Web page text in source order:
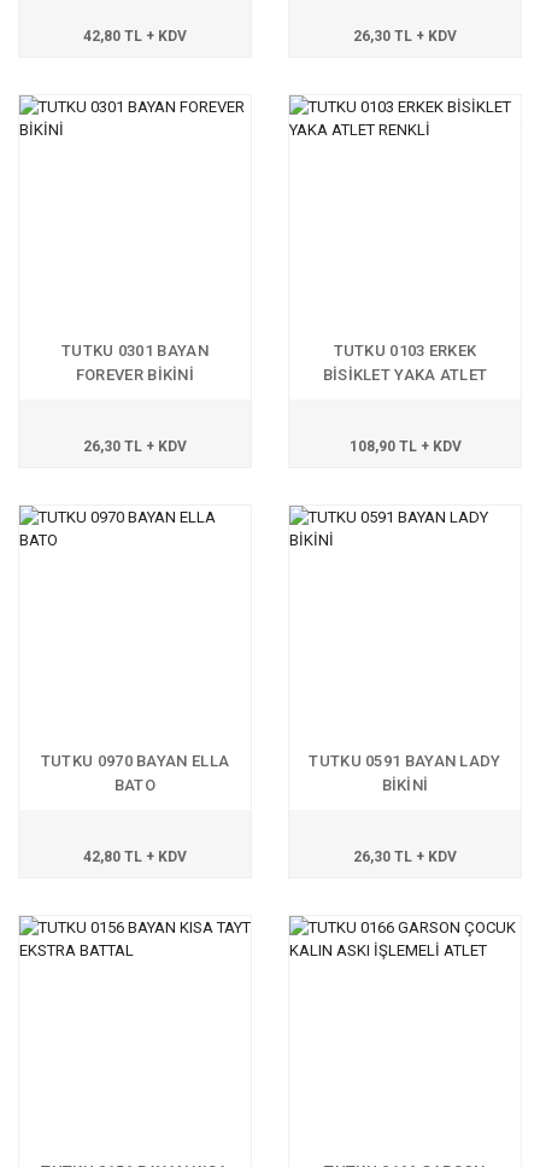
42,80 TL + KDV 26,30 TL + KDV
TUTKU 0301 BAYAN
FOREVER BİKİNİ
26,30 TL + KDV
TUTKU 0103 ERKEK
BİSİKLET YAKA ATLET
108,90 TL + KDV
TUTKU 0970 BAYAN ELLA
BATO
42,80 TL + KDV
TUTKU 0591 BAYAN LADY
BİKİNİ
26,30 TL + KDV